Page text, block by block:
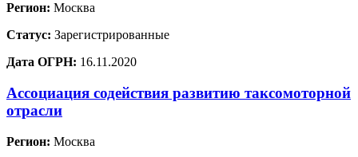
Регион: Москва
Статус: Зарегистрированные
Дата ОГРН: 16.11.2020
Ассоциация содействия развитию таксомоторной
отрасли
Регион: Москва